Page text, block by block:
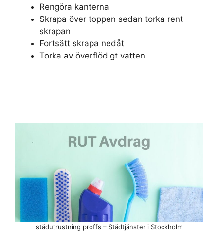
Rengöra kanterna
Skrapa över toppen sedan torka rent
skrapan
Fortsätt skrapa nedåt
Torka av överflödigt vatten
städutrustning proffs – Städtjänster i Stockholm